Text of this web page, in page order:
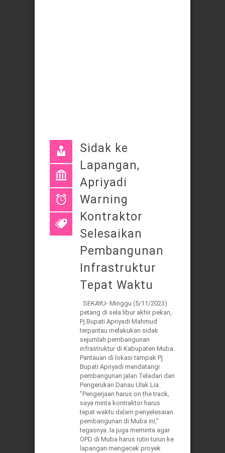
Sidak ke
Lapangan,
Apriyadi
Warning
Kontraktor
Selesaikan
Pembangunan
Infrastruktur
Tepat Waktu
SEKAYU- Minggu (5/11/2023)
petang di sela libur akhir pekan,
Pj Bupati Apriyadi Mahmud
terpantau melakukan sidak
sejumlah pembangunan
infrastruktur di Kabupaten Muba.
Pantauan di lokasi tampak Pj
Bupati Apriyadi mendatangi
pembangunan jalan Teladan dan
Pengerukan Danau Ulak Lia.
"Pengerjaan harus on the track,
saya minta kontraktor harus
tepat waktu dalam penyelesaian
pembangunan di Muba ini,"
tegasnya. Ia juga meminta agar
OPD di Muba harus rutin turun ke
lapangan mengecek proyek